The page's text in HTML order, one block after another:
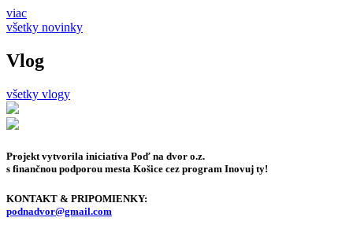
viac
všetky novinky
Vlog
všetky vlogy
Projekt vytvorila iniciatíva Poď na dvor o.z.
s finančnou podporou mesta Košice cez program Inovuj ty!
KONTAKT & PRIPOMIENKY:
podnadvor@gmail.com